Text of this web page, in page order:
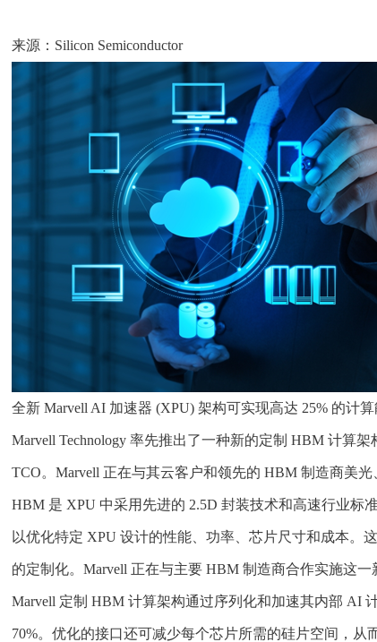
来源：Silicon Semiconductor
全新 Marvell AI 加速器 (XPU) 架构可实现高达 25% 的计
Marvell Technology 率先推出了一种新的定制 HBM 计算
TCO。Marvell 正在与其云客户和领先的 HBM 制造商美
HBM 是 XPU 中采用先进的 2.5D 封装技术和高速行业标
以优化特定 XPU 设计的性能、功率、芯片尺寸和成本。
的定制化。Marvell 正在与主要 HBM 制造商合作实施这
Marvell 定制 HBM 计算架构通过序列化和加速其内部 AI
70%。优化的接口还可减少每个芯片所需的硅片空间，